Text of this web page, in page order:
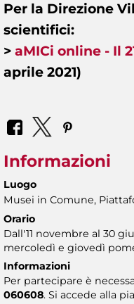
Per la Direzione
scientifici:
> aMICi online - Il
aprile 2021)
Informazioni
Luogo
Musei in Comune,
Orario
Dall'11 novembre al 30
mercoledì e giovedì
Informazioni
Per partecipare è
060608. Si accede alla